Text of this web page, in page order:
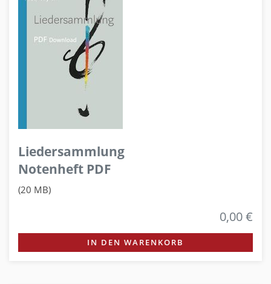
Liedersammlung
Notenheft PDF
(20 MB)
0,00 €
IN DEN WARENKORB